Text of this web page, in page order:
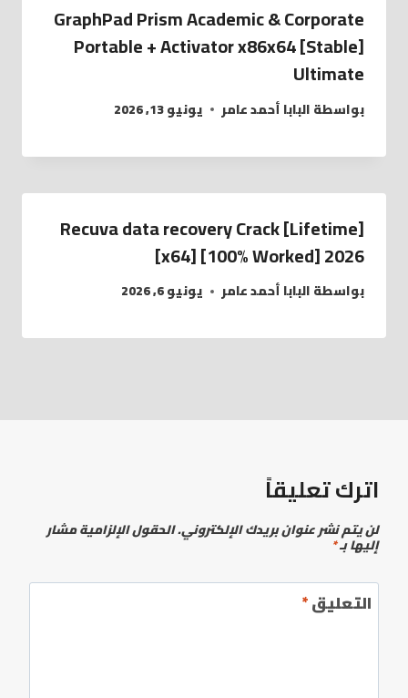
GraphPad Prism Academic & Corporate
Portable + Activator x86x64 [Stable]
Ultimate
بواسطةالبابا أحمد عامر يونيو 13, 2026
Recuva data recovery Crack [Lifetime]
[x64] [100% Worked] 2026
بواسطةالبابا أحمد عامر يونيو 6, 2026
اترك تعليقاً
لن يتم نشر عنوان بريدك الإلكتروني.الحقول الإلزامية مشار
إليها بـ*
التعليق*